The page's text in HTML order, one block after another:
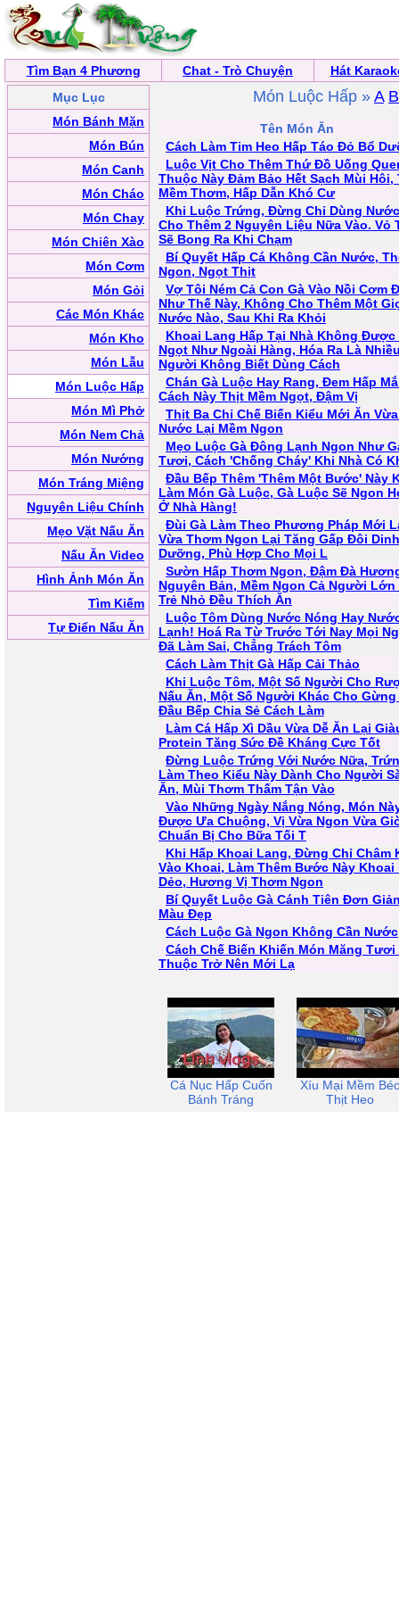
Tìm Bạn 4 Phương Chat - Trò Chuyện
Hát
Mục Lục
Món Bánh Mặn
Món Bún
Món Canh
Món Cháo
Món Chay
Món Chiên Xào
Món Cơm
Món Gỏi
Các Món Khác
Món Kho
Món Lẫu
Món Luộc Hấp
Món Mì Phở
Món Nem Chả
Món Nướng
Món Tráng Miệng
Nguyên Liệu Chính
Mẹo Vặt Nấu Ăn
Nấu Ăn Video
Hình Ảnh Món Ăn
Tìm Kiếm
Tự Điển Nấu Ăn
Món Luộc Hấp » A B
Tên Món Ăn
Cách Làm Tim Heo Hấp Táo Đỏ Bổ
Luộc Vịt Cho Thêm Thứ Đồ Uống
Thuộc Này Đảm Bảo Hết Sạch Mùi Hôi,
Mềm Thơm, Hấp Dẫn Khó Cư
Khi Luộc Trứng, Đừng Chỉ Dùng
Cho Thêm 2 Nguyên Liệu Nữa Vào. Vỏ
Sẽ Bong Ra Khi Chạm
Bí Quyết Hấp Cá Không Cần Nước,
Ngon, Ngọt Thịt
Vợ Tôi Ném Cả Con Gà Vào Nồi Cơm
Như Thế Này, Không Cho Thêm Một
Nước Nào, Sau Khi Ra Khỏi
Khoai Lang Hấp Tại Nhà Không Được
Ngọt Như Ngoài Hàng, Hóa Ra Là
Người Không Biết Dùng Cách
Chán Gà Luộc Hay Rang, Đem Hấp
Cách Này Thịt Mềm Ngọt, Đậm Vị
Thịt Ba Chỉ Chế Biến Kiểu Mới Ăn
Nước Lại Mềm Ngon
Mẹo Luộc Gà Đông Lạnh Ngon Như
Tươi, Cách 'Chống Cháy' Khi Nhà Có
Đầu Bếp Thêm 'Thêm Một Bước' Này
Làm Món Gà Luộc, Gà Luộc Sẽ Ngon
Ở Nhà Hàng!
Đùi Gà Làm Theo Phương Pháp Mới
Vừa Thơm Ngon Lại Tăng Gấp Đôi Dinh
Dưỡng, Phù Hợp Cho Mọi L
Sườn Hấp Thơm Ngon, Đậm Đà
Nguyên Bản, Mềm Ngon Cả Người Lớn
Trẻ Nhỏ Đều Thích Ăn
Luộc Tôm Dùng Nước Nóng Hay
Lạnh! Hoá Ra Từ Trước Tới Nay Mọi
Đã Làm Sai, Chẳng Trách Tôm
Cách Làm Thịt Gà Hấp Cải Thảo
Khi Luộc Tôm, Một Số Người Cho
Nấu Ăn, Một Số Người Khác Cho
Đầu Bếp Chia Sẻ Cách Làm
Làm Cá Hấp Xì Dầu Vừa Dễ Ăn Lại
Protein Tăng Sức Đề Kháng Cực Tốt
Đừng Luộc Trứng Với Nước Nữa,
Làm Theo Kiểu Này Dành Cho Người
Ăn, Mùi Thơm Thấm Tận Vào
Vào Những Ngày Nắng Nóng, Món
Được Ưa Chuộng, Vị Vừa Ngon Vừa
Chuẩn Bị Cho Bữa Tối T
Khi Hấp Khoai Lang, Đừng Chỉ Châm
Vào Khoai, Làm Thêm Bước Này Khoai
Dẻo, Hương Vị Thơm Ngon
Bí Quyết Luộc Gà Cánh Tiên Đơn
Màu Đẹp
Cách Luộc Gà Ngon Không Cần Nước
Cách Chế Biến Khiến Món Măng Tươi
Thuộc Trở Nên Mới Lạ
Cá Nục Hấp Cuốn
Bánh Tráng
Xíu Mại Mềm
Thịt Heo